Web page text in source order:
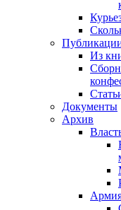
Из
Документы
Архив